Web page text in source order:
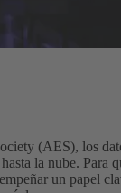
(AES), los
la nube. Para
un papel